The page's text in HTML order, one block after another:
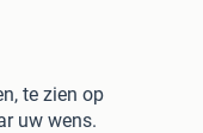
te zien op
uw wens.